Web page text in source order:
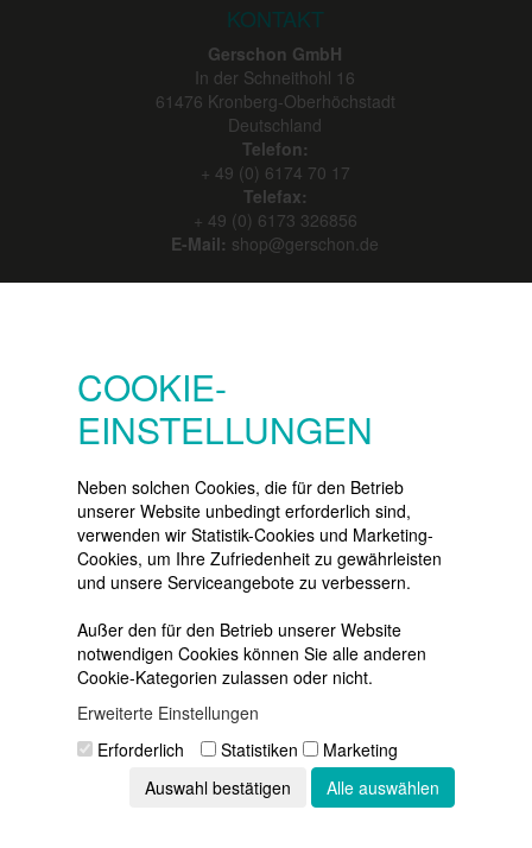
KONTAKT
Gerschon GmbH
In der Schneithohl 16
61476 Kronberg-Oberhöchstadt
Deutschland
Telefon:
+ 49 (0) 6174 70 17
Telefax:
+ 49 (0) 6173 326856
E-Mail: shop@gerschon.de
Warenkorb
Vertrag widerrufen
NEWSLETTER
besten Angebote
per E-Mail:
Newsletter
Abonnieren
COOKIE-
EINSTELLUNGEN
Neben solchen Cookies, die für den Betrieb
unserer Website unbedingt erforderlich sind,
verwenden wir Statistik-Cookies und Marketing-
Cookies, um Ihre Zufriedenheit zu gewährleisten
und unsere Serviceangebote zu verbessern.
Außer den für den Betrieb unserer Website
notwendigen Cookies können Sie alle anderen
Cookie-Kategorien zulassen oder nicht.
Erweiterte Einstellungen
Erforderlich
Statistiken
Marketing
Auswahl bestätigen
Alle auswählen